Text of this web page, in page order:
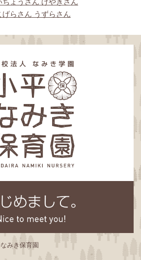
ちょうさん けやきさん
げらさん うずらさん
みき保育園